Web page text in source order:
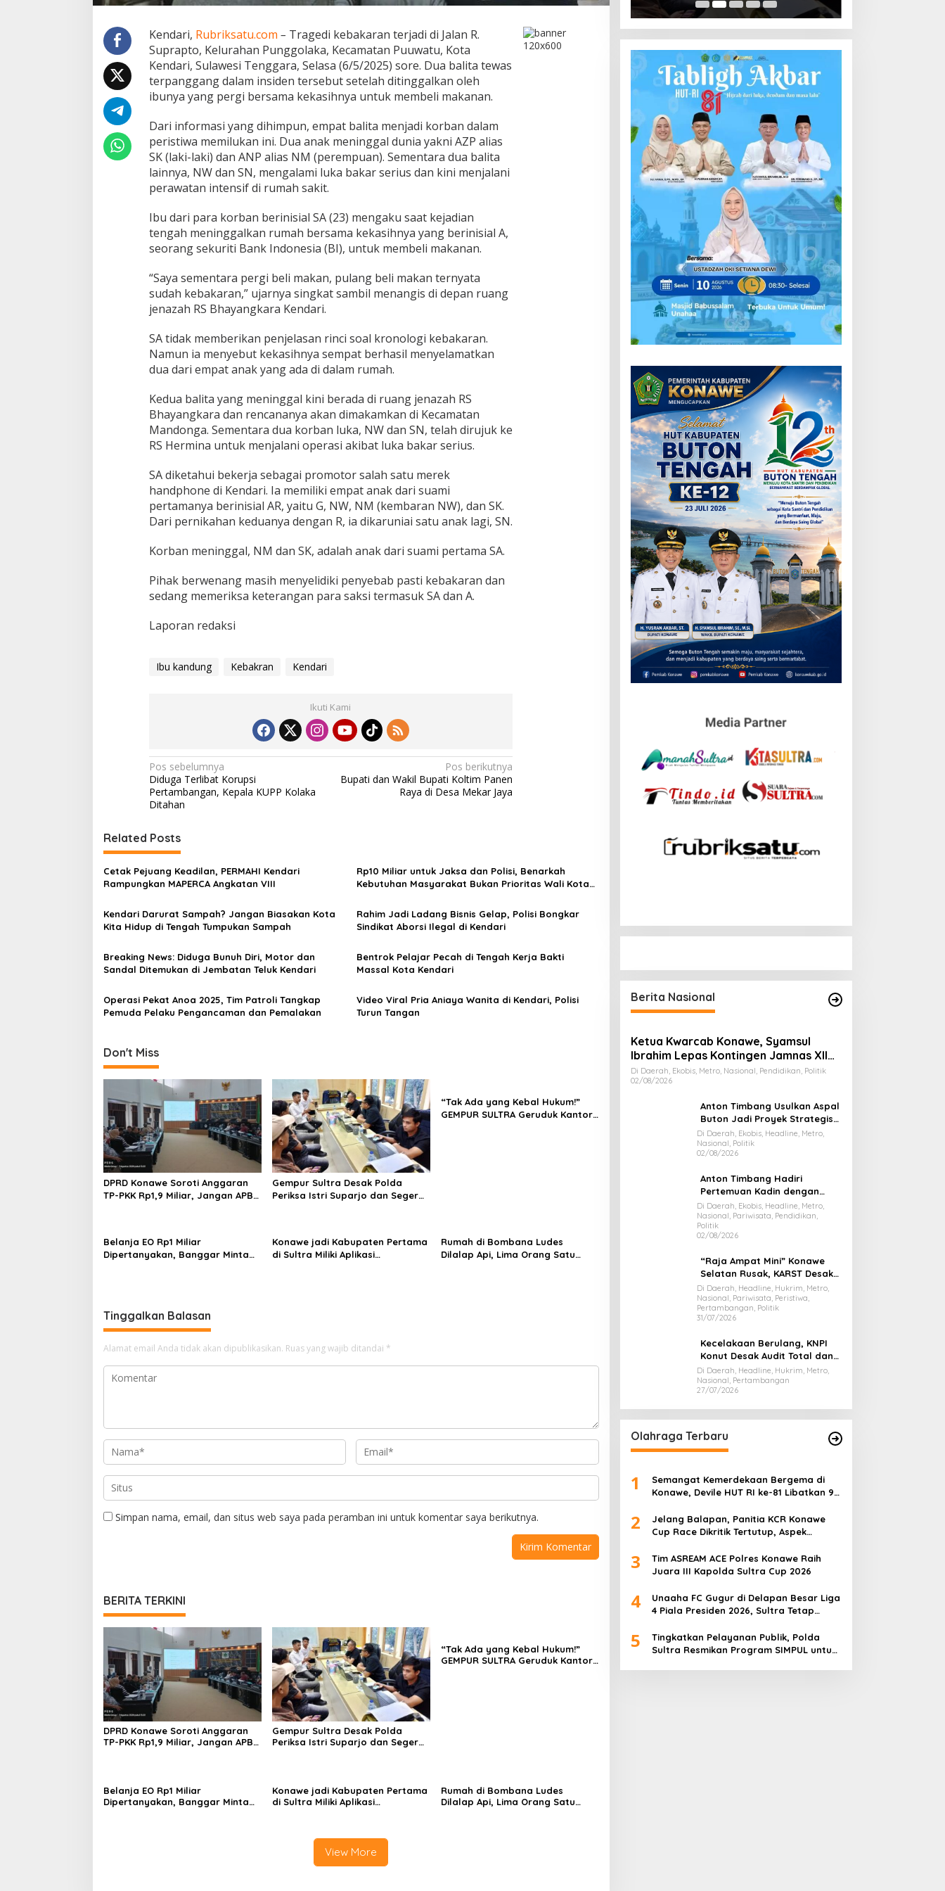
a
k
a
n
R
u
m
u
n
t
u
B
l
i
M
a
n
B
r
s
a
m
K
e
k
a
s
h
Kendari, Rubriksatu.com – Tragedi kebakaran terjadi di Jalan R.
Suprapto, Kelurahan Punggolaka, Kecamatan Puuwatu, Kota
Kendari, Sulawesi Tenggara, Selasa (6/5/2025) sore. Dua balita tewas
terpanggang dalam insiden tersebut setelah ditinggalkan oleh
ibunya yang pergi bersama kekasihnya untuk membeli makanan.
Dari informasi yang dihimpun, empat balita menjadi korban dalam
peristiwa memilukan ini. Dua anak meninggal dunia yakni AZP alias
SK (laki-laki) dan ANP alias NM (perempuan). Sementara dua balita
lainnya, NW dan SN, mengalami luka bakar serius dan kini menjalani
perawatan intensif di rumah sakit.
Ibu dari para korban berinisial SA (23) mengaku saat kejadian
tengah meninggalkan rumah bersama kekasihnya yang berinisial A,
seorang sekuriti Bank Indonesia (BI), untuk membeli makanan.
“Saya sementara pergi beli makan, pulang beli makan ternyata
sudah kebakaran,” ujarnya singkat sambil menangis di depan ruang
jenazah RS Bhayangkara Kendari.
SA tidak memberikan penjelasan rinci soal kronologi kebakaran.
Namun ia menyebut kekasihnya sempat berhasil menyelamatkan
dua dari empat anak yang ada di dalam rumah.
Kedua balita yang meninggal kini berada di ruang jenazah RS
Bhayangkara dan rencananya akan dimakamkan di Kecamatan
Mandonga. Sementara dua korban luka, NW dan SN, telah dirujuk ke
RS Hermina untuk menjalani operasi akibat luka bakar serius.
SA diketahui bekerja sebagai promotor salah satu merek
handphone di Kendari. Ia memiliki empat anak dari suami
pertamanya berinisial AR, yaitu G, NW, NM (kembaran NW), dan SK.
Dari pernikahan keduanya dengan R, ia dikaruniai satu anak lagi, SN.
Korban meninggal, NM dan SK, adalah anak dari suami pertama SA.
Pihak berwenang masih menyelidiki penyebab pasti kebakaran dan
sedang memeriksa keterangan para saksi termasuk SA dan A.
Laporan redaksi
Ibu kandung Kebakran Kendari
Ikuti Kami
N
a
v
i
g
a
s
i
p
s
Pos sebelumnya
Diduga Terlibat Korupsi
Pertambangan, Kepala KUPP Kolaka
Ditahan
Pos berikutnya
Bupati dan Wakil Bupati Koltim Panen
Raya di Desa Mekar Jaya
Related Posts
Cetak Pejuang Keadilan, PERMAHI Kendari
Rampungkan MAPERCA Angkatan VIII
Rp10 Miliar untuk Jaksa dan Polisi, Benarkah
Kebutuhan Masyarakat Bukan Prioritas Wali Kota
Kendari Darurat Sampah? Jangan Biasakan Kota
Kita Hidup di Tengah Tumpukan Sampah
Rahim Jadi Ladang Bisnis Gelap, Polisi Bongkar
Sindikat Aborsi Ilegal di Kendari
Breaking News: Diduga Bunuh Diri, Motor dan
Sandal Ditemukan di Jembatan Teluk Kendari
Bentrok Pelajar Pecah di Tengah Kerja Bakti
Massal Kota Kendari
Operasi Pekat Anoa 2025, Tim Patroli Tangkap
Pemuda Pelaku Pengancaman dan Pemalakan
Video Viral Pria Aniaya Wanita di Kendari, Polisi
Turun Tangan
Don't Miss
DPRD Konawe Soroti Anggaran
TP-PKK Rp1,9 Miliar, Jangan APBD
Gempur Sultra Desak Polda
Periksa Istri Suparjo dan Segera
“Tak Ada yang Kebal Hukum!”
GEMPUR SULTRA Geruduk Kantor
Belanja EO Rp1 Miliar
Dipertanyakan, Banggar Minta
Konawe jadi Kabupaten Pertama
di Sultra Miliki Aplikasi
Rumah di Bombana Ludes
Dilalap Api, Lima Orang Satu
Tinggalkan Balasan
Alamat email Anda tidak akan dipublikasikan. Ruas yang wajib ditandai *
Simpan nama, email, dan situs web saya pada peramban ini untuk komentar saya berikutnya.
BERITA TERKINI
DPRD Konawe Soroti Anggaran
TP-PKK Rp1,9 Miliar, Jangan APBD
Gempur Sultra Desak Polda
Periksa Istri Suparjo dan Segera
“Tak Ada yang Kebal Hukum!”
GEMPUR SULTRA Geruduk Kantor
Belanja EO Rp1 Miliar
Dipertanyakan, Banggar Minta
Konawe jadi Kabupaten Pertama
di Sultra Miliki Aplikasi
Rumah di Bombana Ludes
Dilalap Api, Lima Orang Satu
View More
Berita Nasional
Ketua Kwarcab Konawe, Syamsul
Ibrahim Lepas Kontingen Jamnas XII
2026
Di Daerah, Ekobis, Metro, Nasional, Pendidikan, Politik
02/08/2026
Anton Timbang Usulkan Aspal
Buton Jadi Proyek Strategis
Nasional
Di Daerah, Ekobis, Headline, Metro,
Nasional, Politik
02/08/2026
Anton Timbang Hadiri
Pertemuan Kadin dengan
Presiden Prabowo, Bawa Misi
Majukan Ekonomi Sultra
Di Daerah, Ekobis, Headline, Metro,
Nasional, Pariwisata, Pendidikan,
Politik
02/08/2026
“Raja Ampat Mini” Konawe
Selatan Rusak, KARST Desak
Gubernur Evaluasi Total
Dispar Sultra
Di Daerah, Headline, Hukrim, Metro,
Nasional, Pariwisata, Peristiwa,
Pertambangan, Politik
31/07/2026
Kecelakaan Berulang, KNPI
Konut Desak Audit Total dan
Hentikan Hauling PT SPL
Di Daerah, Headline, Hukrim, Metro,
Nasional, Pertambangan
27/07/2026
Olahraga Terbaru
1
Semangat Kemerdekaan Bergema di
Konawe, Devile HUT RI ke-81 Libatkan 98
2
Jelang Balapan, Panitia KCR Konawe
Cup Race Dikritik Tertutup, Aspek
3
Tim ASREAM ACE Polres Konawe Raih
Juara III Kapolda Sultra Cup 2026
4
Unaaha FC Gugur di Delapan Besar Liga
4 Piala Presiden 2026, Sultra Tetap
5
Tingkatkan Pelayanan Publik, Polda
Sultra Resmikan Program SIMPUL untuk